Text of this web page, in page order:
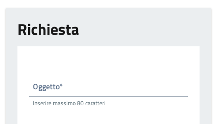
Richiesta
Oggetto*
Inserire massimo 80 caratteri